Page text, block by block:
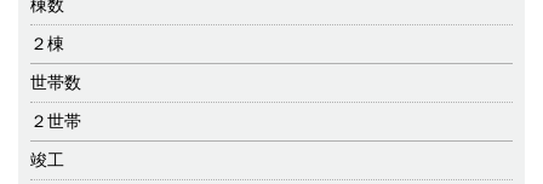
棟数
２棟
世帯数
２世帯
竣工